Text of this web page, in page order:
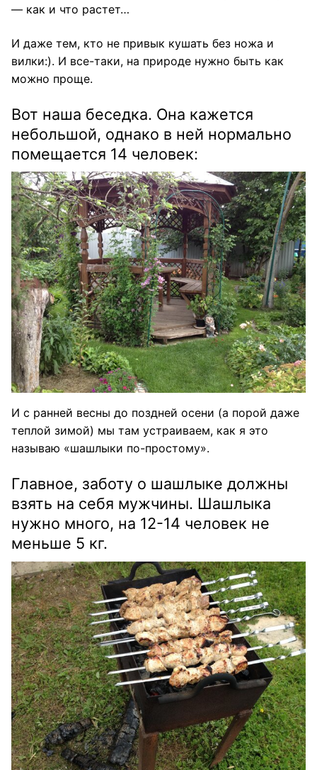
— как и что растет…
И даже тем, кто не привык кушать без ножа и
вилки:). И все-таки, на природе нужно быть как
можно проще.
Вот наша беседка. Она кажется
небольшой, однако в ней нормально
помещается 14 человек:
И с ранней весны до поздней осени (а порой даже
теплой зимой) мы там устраиваем, как я это
называю «шашлыки по-простому».
Главное, заботу о шашлыке должны
взять на себя мужчины. Шашлыка
нужно много, на 12-14 человек не
меньше 5 кг.